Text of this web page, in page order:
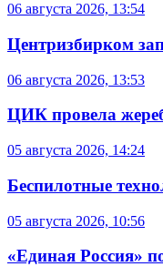
06 августа 2026, 13:54
Центризбирком
06 августа 2026, 13:53
ЦИК провела
05 августа 2026, 14:24
Беспилотные
05 августа 2026, 10:56
«Единая Россия»